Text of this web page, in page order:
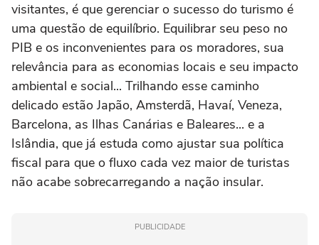
visitantes, é que gerenciar o sucesso do turismo é
uma questão de equilíbrio. Equilibrar seu peso no
PIB e os inconvenientes para os moradores, sua
relevância para as economias locais e seu impacto
ambiental e social... Trilhando esse caminho
delicado estão Japão, Amsterdã, Havaí, Veneza,
Barcelona, as Ilhas Canárias e Baleares... e a
Islândia, que já estuda como ajustar sua política
fiscal para que o fluxo cada vez maior de turistas
não acabe sobrecarregando a nação insular.
PUBLICIDADE